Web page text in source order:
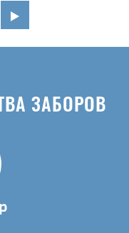
ЗАБОРОВ